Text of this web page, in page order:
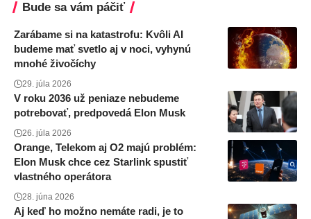
Bude sa vám páčiť
Zarábame si na katastrofu: Kvôli AI
budeme mať svetlo aj v noci, vyhynú
mnohé živočíchy
29. júla 2026
V roku 2036 už peniaze nebudeme
potrebovať, predpovedá Elon Musk
26. júla 2026
Orange, Telekom aj O2 majú problém:
Elon Musk chce cez Starlink spustiť
vlastného operátora
28. júna 2026
Aj keď ho možno nemáte radi, je to